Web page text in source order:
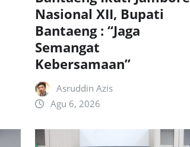
Nasional XII, Bupati
Bantaeng : “Jaga
Semangat
Kebersamaan”
Asruddin Azis
Agu 6, 2026